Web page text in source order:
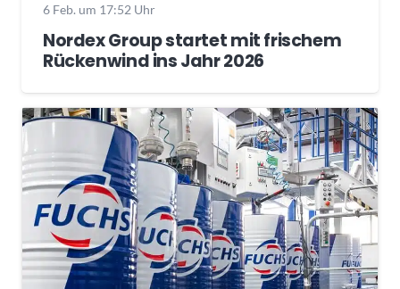
6 Feb. um 17:52 Uhr
Nordex Group startet mit frischem
Rückenwind ins Jahr 2026